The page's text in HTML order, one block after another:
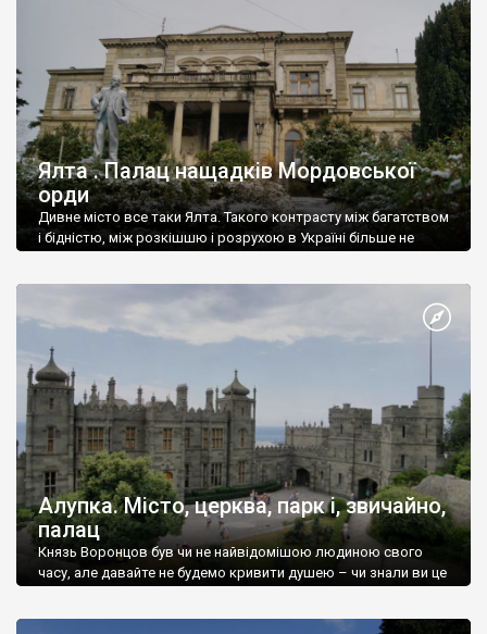
Ялта . Палац нащадків Мордовської
орди
Дивне місто все таки Ялта. Такого контрасту між багатством
і бідністю, між розкішшю і розрухою в Україні більше не
Алупка. Місто, церква, парк і, звичайно,
палац
Князь Воронцов був чи не найвідомішою людиною свого
часу, але давайте не будемо кривити душею – чи знали ви це